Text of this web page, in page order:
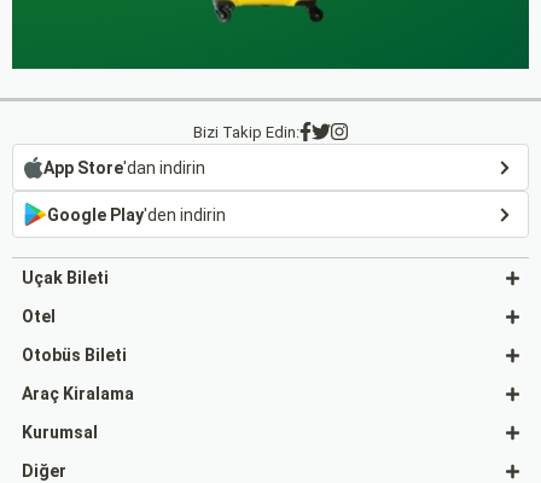
Bizi Takip Edin:
App Store'dan indirin
Google Play'den indirin
Uçak Bileti
Otel
Otobüs Bileti
Araç Kiralama
Kurumsal
Diğer